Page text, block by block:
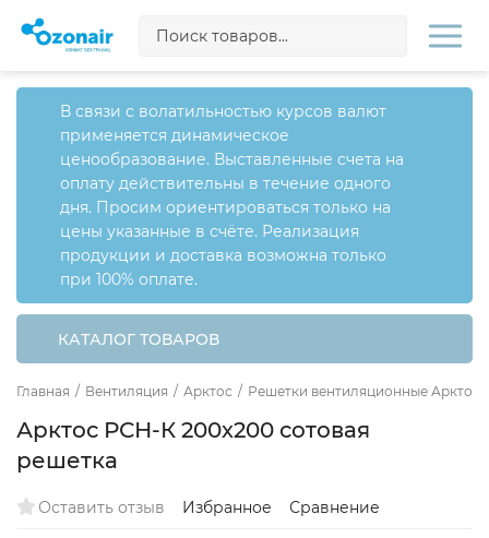
В связи с волатильностью курсов валют
применяется динамическое
ценообразование. Выставленные счета на
оплату действительны в течение одного
дня. Просим ориентироваться только на
цены указанные в счёте. Реализация
продукции и доставка возможна только
при 100% оплате.
КАТАЛОГ ТОВАРОВ
Главная / Вентиляция / Арктос / Решетки вентиляционные Арктос
Арктос РСН-К 200х200 сотовая
решетка
Оставить отзыв Избранное Сравнение